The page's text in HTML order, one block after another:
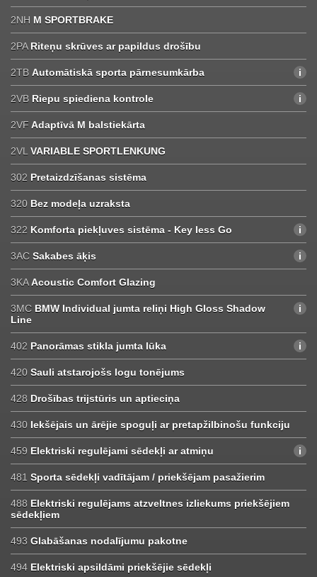
2NH M SPORTBRAKE
2PA Riteņu skrūves ar papildus drošību
2TB Automātiskā sporta pārnesumkārba
2VB Riepu spiediena kontrole
2VF Adaptīvā M balstiekārta
2VL VARIABLE SPORTLENKUNG
302 Pretaizdzīšanas sistēma
320 Bez modeļa uzraksta
322 Komforta piekļuves sistēma - Key less Go
3AC Sakabes āķis
3KA Acoustic Comfort Glazing
3MC BMW Individual jumta reliņi High Gloss Shadow
Line
402 Panorāmas stikla jumta lūka
420 Sauli atstarojošs logu tonējums
428 Drošības trijstūris un aptieciņa
430 Iekšējais un ārējie spoguļi ar pretapžilbinošu funkciju
459 Elektriski regulējami sēdekļi ar atmiņu
481 Sporta sēdekļi vadītājam / priekšējam pasažierim
488 Elektriski regulējams atzveltnes izliekums priekšējiem
sēdekļiem
493 Glabāšanas nodalījumu pakotne
494 Elektriski apsildāmi priekšējie sēdekļi